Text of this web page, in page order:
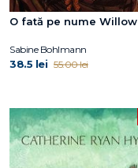
O fată pe nume Willow
Sabine Bohlmann
38.5 lei 55.00 lei